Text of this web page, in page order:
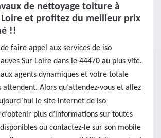
de nettoyage toiture à
Loire et profitez du meilleur prix
!!
faire appel aux services de iso
Sur Loire dans le 44470 au plus vite.
agents dynamiques et votre totale
attendent. Alors qu’attendez-vous et allez
le site internet de iso
plus d’informations sur toutes
ou contactez-le sur son mobile